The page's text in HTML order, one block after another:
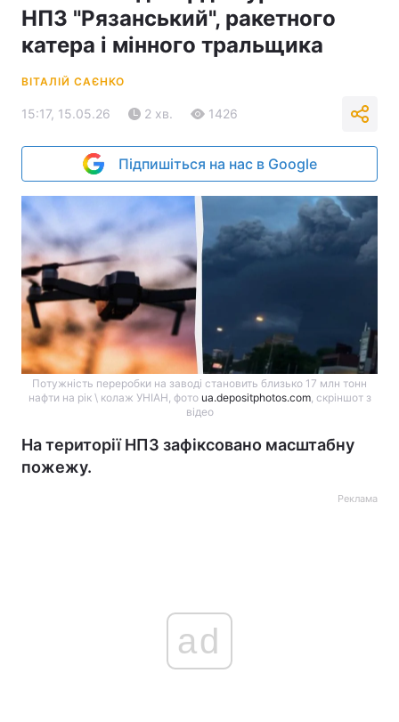
НПЗ "Рязанський", ракетного
катера і мінного тральщика
ВІТАЛІЙ САЄНКО
15:17, 15.05.26 2 хв. 1426
Підпишіться на нас в Google
Потужність переробки на заводі становить близько 17 млн тонн
нафти на рік \ колаж УНІАН, фото ua.depositphotos.com​​​, скріншот з
відео
На території НПЗ зафіксовано масштабну
пожежу.
Реклама
ad